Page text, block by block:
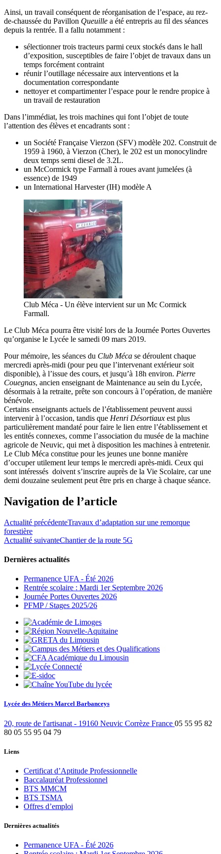
Ainsi, un travail conséquent de réorganisation de l’espace, au rez-
de-chaussée du Pavillon Queuille a été entrepris au fil des séances
depuis la rentrée. Il a fallu notamment :
sélectionner trois tracteurs parmi ceux stockés dans le hall
d’exposition, susceptibles de faire l’objet de travaux dans un
temps forcément contraint
réunir l’outillage nécessaire aux interventions et la
documentation correspondante
nettoyer et compartimenter l’espace pour le rendre propice à
un travail de restauration
Dans l’immédiat, les trois machines qui font l’objet de toute
l’attention des élèves et encadrants sont :
un Société Française Vierzon (SFV) modèle 202. Construit de
1959 à 1960, à Vierzon (Cher), le 202 est un monocylindre
deux temps semi diesel de 3.2L.
un McCormick type Farmall à roues avant jumelées (à
essence) de 1949
un International Harvester (IH) modèle A
Club Méca - Un élève intervient sur un Mc Cormick
Farmall.
Le Club Méca pourra être visité lors de la Journée Portes Ouvertes
qu’organise le Lycée le samedi 09 mars 2019.
Pour mémoire, les séances du Club Méca se déroulent chaque
mercredi après-midi (pour peu que l’intervenant extérieur soit
disponible), à l’issue des cours, et jusqu’à 18h environ. Pierre
Couegnas, ancien enseignant de Maintenance au sein du Lycée,
désormais à la retraite, prête son concours à l’opération, de manière
bénévole.
Certains enseignants actuels de l’établissement peuvent aussi
intervenir à l’occasion, tandis que Henri Désortiaux est plus
particulièrement mandaté pour faire le lien entre l’établissement et
les entités connexes, comme l’association du musée de la machine
agricole de Neuvic, qui met à disposition les machines à entretenir.
Le Club Méca constitue pour les jeunes une bonne manière
d’occuper utilement leur temps le mercredi après-midi. Ceux qui
sont intéressés doivent s’inscrire auprès de la Vie Scolaire, car une
demi douzaine seulement peut être pris en charge à chaque séance.
Navigation de l’article
Actualité précédenteTravaux d’adaptation sur une remorque
forestière
Actualité suivanteChantier de la route 5G
Dernières actualités
Permanence UFA - Été 2026
Rentrée scolaire : Mardi 1er Septembre 2026
Journée Portes Ouvertes 2026
PFMP / Stages 2025/26
Lycée des Métiers Marcel Barbanceys
20, route de l'artisanat - 19160 Neuvic Corrèze France 05 55 95 82
80 05 55 95 04 79
Liens
Certificat d’Aptitude Professionnelle
Baccalauréat Professionnel
BTS MMCM
BTS TSMA
Offres d’emploi
Dernières actualités
Permanence UFA - Été 2026